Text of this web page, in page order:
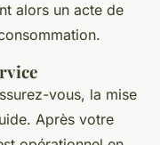
alors un acte de
vous, la mise
Après votre